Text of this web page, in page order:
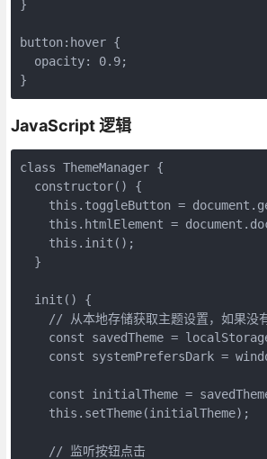
}
button:hover {
  opacity: 0.9;
}
JavaScript 逻辑
class ThemeManager {
  constructor() {
this.toggleButton =
this.htmlElement =
    this.init();
  }
  init() {
// 从本地存储获取主题设置，如果没
const savedTheme =
const systemPrefersDark =
const initialTheme =
    this.setTheme(initialTheme);
    // 监听按钮点击